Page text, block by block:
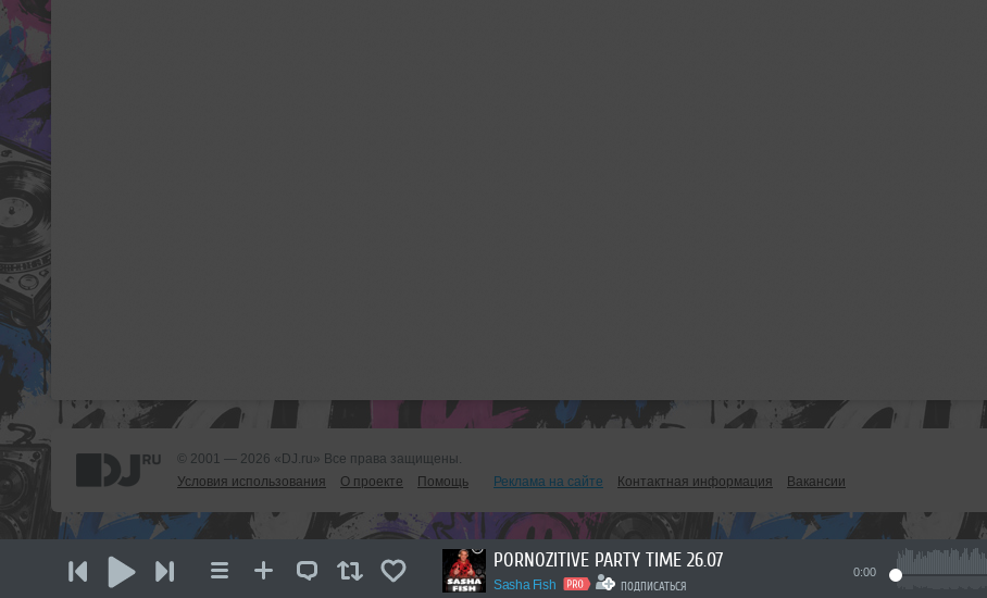
PORNOZITIVE PARTY TIME 26.07
Sasha Fish ПОДПИСАТЬСЯ
0:00
© 2001 — 2026 «DJ.ru» Все права защищены.
Условия использования
О проекте Помощь Реклама на сайте Контактная информация Вакансии